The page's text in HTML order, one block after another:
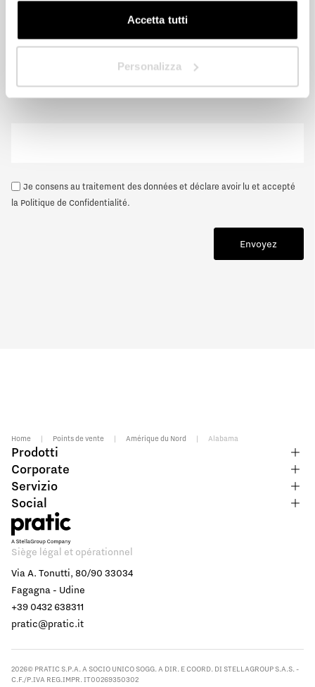
Accetta tutti
Personalizza
Particulier
Je consens au traitement des données et déclare avoir lu et accepté
la Politique de Confidentialité.
Envoyez
Suivant
Home | Points de vente | Amérique du Nord | Alabama
Prodotti
Corporate
Servizio
Social
Siège légal et opérationnel
Via A. Tonutti, 80/90 33034
Fagagna - Udine
+39 0432 638311
pratic@pratic.it
2026© PRATIC S.P.A. A SOCIO UNICO SOGG. A DIR. E COORD. DI STELLAGROUP S.A.S. -
C.F./P.IVA REG.IMPR. IT00269350302